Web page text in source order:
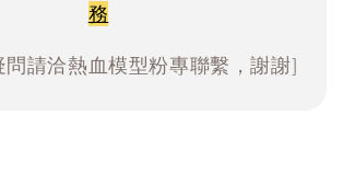
務
問請洽熱血模型粉專聯繫，謝謝]